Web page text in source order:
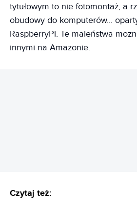
tytułowym to nie fotomontaż, a
obudowy do komputerów...
RaspberryPi. Te maleństwa
innymi na Amazonie.
Czytaj też: